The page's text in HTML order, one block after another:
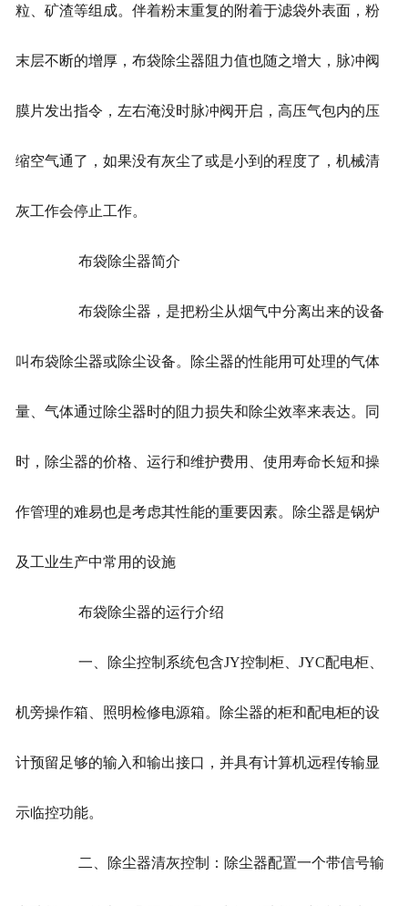
粒、矿渣等组成。伴着粉末重复的附着于滤袋外表面，粉
末层不断的增厚，布袋除尘器阻力值也随之增大，脉冲阀
膜片发出指令，左右淹没时脉冲阀开启，高压气包内的压
缩空气通了，如果没有灰尘了或是小到的程度了，机械清
灰工作会停止工作。
布袋除尘器简介
布袋除尘器，是把粉尘从烟气中分离出来的设备
叫布袋除尘器或除尘设备。除尘器的性能用可处理的气体
量、气体通过除尘器时的阻力损失和除尘效率来表达。同
时，除尘器的价格、运行和维护费用、使用寿命长短和操
作管理的难易也是考虑其性能的重要因素。除尘器是锅炉
及工业生产中常用的设施
布袋除尘器的运行介绍
一、除尘控制系统包含JY控制柜、JYC配电柜、
机旁操作箱、照明检修电源箱。除尘器的柜和配电柜的设
计预留足够的输入和输出接口，并具有计算机远程传输显
示临控功能。
二、除尘器清灰控制：除尘器配置一个带信号输